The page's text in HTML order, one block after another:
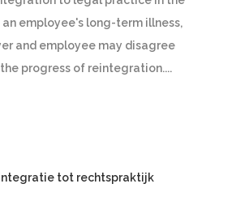
employee's long-term illness,
and employee may disagree
progress of reintegration....